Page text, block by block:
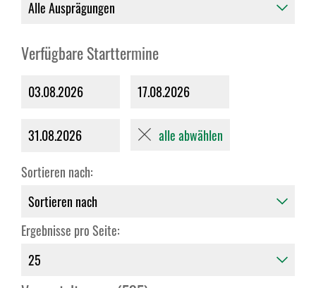
Verfügbare Starttermine
03.08.2026 17.08.2026
31.08.2026 alle abwählen
Sortieren nach:
Ergebnisse pro Seite: